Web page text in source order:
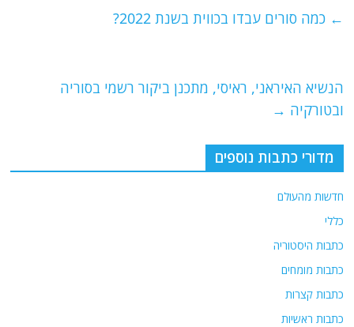
s
p
g
l
er
e
o
← כמה סורים עבדו בכווית בשנת 2022?
הנשיא האיראני, ראיסי, מתכנן ביקור רשמי בסוריה
ובטורקיה →
מדורי כתבות נוספים
חדשות מהעולם
כללי
כתבות היסטוריה
כתבות מומחים
כתבות קצרות
כתבות ראשיות